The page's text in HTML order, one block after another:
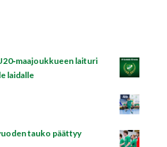
laituri
laidalle
tauko päättyy